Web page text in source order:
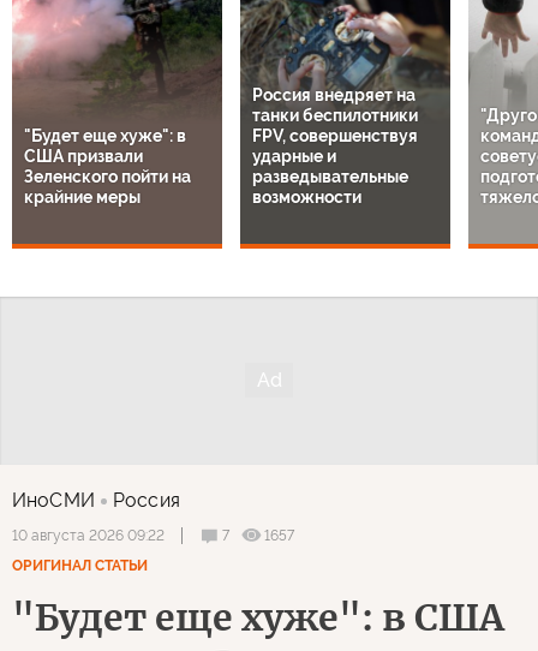
"Будет еще хуже": в
США призвали
Зеленского пойти на
крайние меры
Россия внедряет на
танки беспилотники
FPV, совершенствуя
ударные и
разведывательные
возможности
ИноСМИ Россия
10 августа 2026 09:22 7
1657
ОРИГИНАЛ СТАТЬИ
"Будет еще хуже": в США